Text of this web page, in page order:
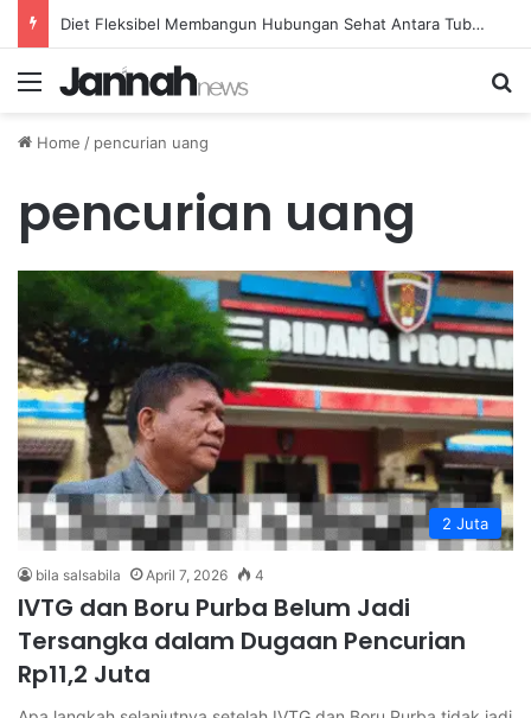
Diet Fleksibel Membangun Hubungan Sehat Antara Tubuh dan Makanan Sehari-hari
Menu
Home / pencurian uang
pencurian uang
2 Juta
bila salsabila April 7, 2026 4
IVTG dan Boru Purba Belum Jadi
Tersangka dalam Dugaan Pencurian
Rp11,2 Juta